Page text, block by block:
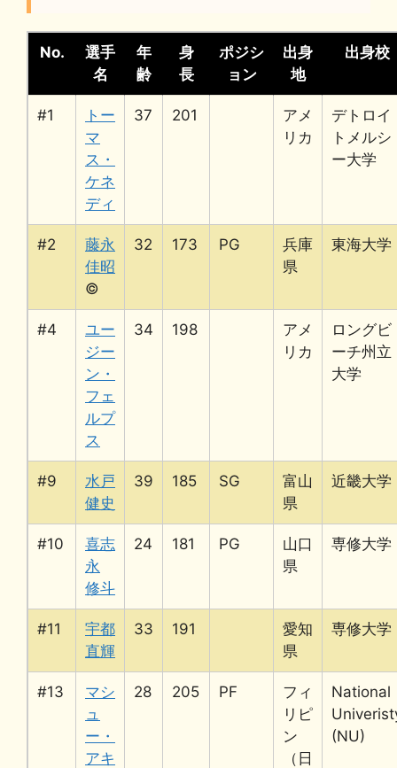
No.
選手
名
年
齢
身
長
ポジシ
ョン
出身
地
出身校
#1
トー
マ
ス・
ケネ
ディ
37 201
アメ
リカ
デトロイ
トメルシ
ー大学
#2
藤永
佳昭
©
32 173 PG
兵庫
県
東海大学
#4
ユー
ジー
ン・
フェ
ルプ
ス
34 198
アメ
リカ
ロングビ
ーチ州立
大学
#9
水戸
健史
39 185 SG
富山
県
近畿大学
#10
喜志
永
修斗
24 181 PG
山口
県
専修大学
#11
宇都
直輝
33 191
愛知
県
専修大学
#13
マシ
ュ
ー・
アキ
28 205 PF
フィ
リピ
ン
（日
National
(NU)